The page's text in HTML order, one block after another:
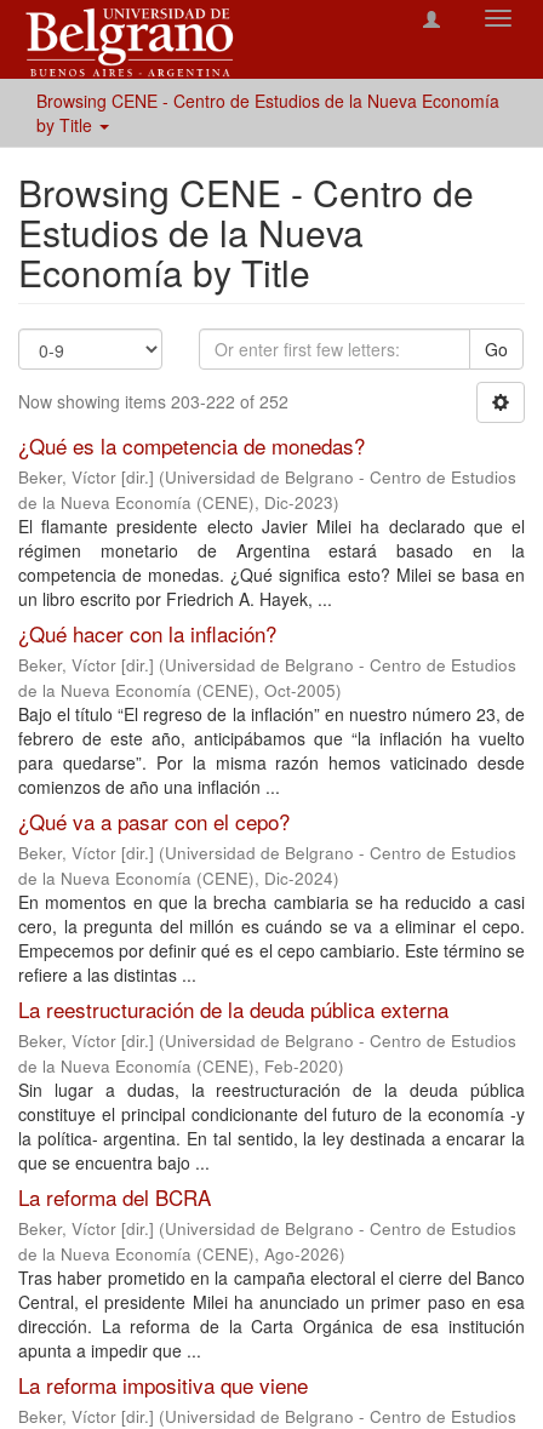
Browsing CENE - Centro de Estudios de la Nueva Economía
by Title
Browsing CENE - Centro de
Estudios de la Nueva
Economía by Title
Go
Now showing items 203-222 of 252
¿Qué es la competencia de monedas?
Beker, Víctor [dir.] (Universidad de Belgrano - Centro de Estudios
de la Nueva Economía (CENE), Dic-2023)
El flamante presidente electo Javier Milei ha declarado que el
régimen monetario de Argentina estará basado en la
competencia de monedas. ¿Qué significa esto? Milei se basa en
un libro escrito por Friedrich A. Hayek, ...
¿Qué hacer con la inflación?
Beker, Víctor [dir.] (Universidad de Belgrano - Centro de Estudios
de la Nueva Economía (CENE), Oct-2005)
Bajo el título “El regreso de la inflación” en nuestro número 23, de
febrero de este año, anticipábamos que “la inflación ha vuelto
para quedarse”. Por la misma razón hemos vaticinado desde
comienzos de año una inflación ...
¿Qué va a pasar con el cepo?
Beker, Víctor [dir.] (Universidad de Belgrano - Centro de Estudios
de la Nueva Economía (CENE), Dic-2024)
En momentos en que la brecha cambiaria se ha reducido a casi
cero, la pregunta del millón es cuándo se va a eliminar el cepo.
Empecemos por definir qué es el cepo cambiario. Este término se
refiere a las distintas ...
La reestructuración de la deuda pública externa
Beker, Víctor [dir.] (Universidad de Belgrano - Centro de Estudios
de la Nueva Economía (CENE), Feb-2020)
Sin lugar a dudas, la reestructuración de la deuda pública
constituye el principal condicionante del futuro de la economía -y
la política- argentina. En tal sentido, la ley destinada a encarar la
que se encuentra bajo ...
La reforma del BCRA
Beker, Víctor [dir.] (Universidad de Belgrano - Centro de Estudios
de la Nueva Economía (CENE), Ago-2026)
Tras haber prometido en la campaña electoral el cierre del Banco
Central, el presidente Milei ha anunciado un primer paso en esa
dirección. La reforma de la Carta Orgánica de esa institución
apunta a impedir que ...
La reforma impositiva que viene
Beker, Víctor [dir.] (Universidad de Belgrano - Centro de Estudios